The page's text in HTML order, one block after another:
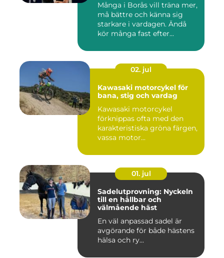
Många i Borås vill träna mer,
må bättre och känna sig
starkare i vardagen. Ändå
kör många fast efter...
02. jul
Kawasaki motorcykel för
bana, stig och vardag
Kawasaki motorcykel
förknippas ofta med den
karakteristiska gröna färgen,
vassa motor...
01. jul
Sadelutprovning: Nyckeln
till en hållbar och
välmående häst
En väl anpassad sadel är
avgörande för både hästens
hälsa och ry...